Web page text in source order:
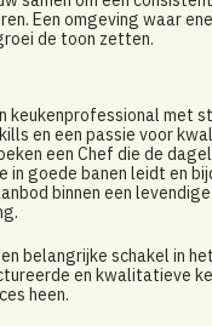
Een omgeving waar
de toon zetten.
keukenprofessional met
en een passie voor
een Chef die de
in goede banen leidt en
binnen een levendige
belangrijke schakel in
en kwalitatieve
heen.